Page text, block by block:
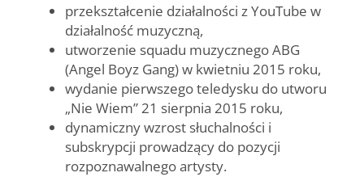
przekształcenie działalności z YouTube w
działalność muzyczną,
utworzenie squadu muzycznegoABG
(Angel Boyz Gang)w kwietniu 2015 roku,
wydanie pierwszego teledysku do utworu
„Nie Wiem” 21 sierpnia 2015 roku,
dynamiczny wzrost słuchalności i
subskrypcji prowadzący do pozycji
rozpoznawalnego artysty.